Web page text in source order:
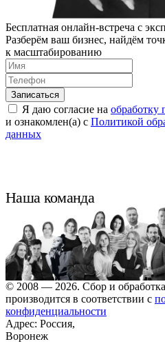
Бесплатная онлайн-встреча с
Разберём ваш бизнес, найдём
к масштабированию
Я даю согласие на обработку
и ознакомлен(а) с Политикой
данных
Наша команда
© 2008 — 2026. Сбор и
производится в соответствии с
конфиденциальности
Адрес: Россия,
Воронеж